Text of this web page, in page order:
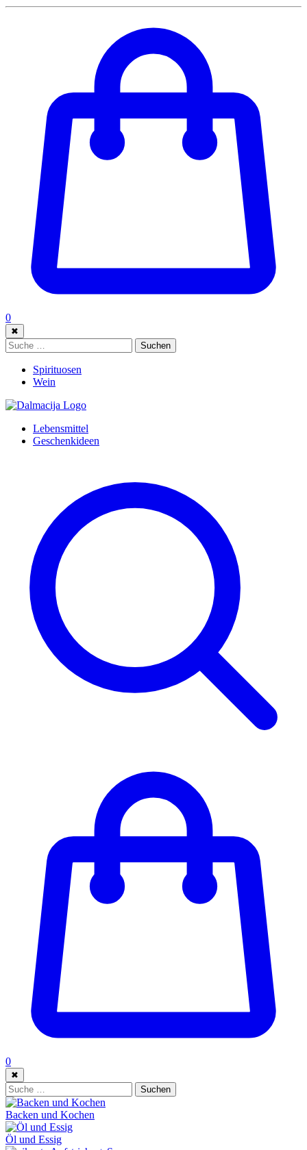
0
✖
Suche: Suchen
Spirituosen
Wein
Lebensmittel
Geschenkideen
0
✖
Suche: Suchen
Backen und Kochen
Öl und Essig